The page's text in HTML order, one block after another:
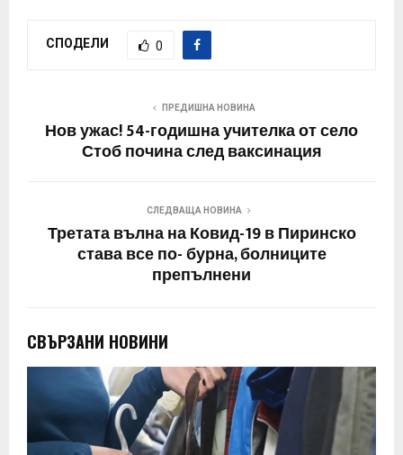
СПОДЕЛИ 0
ПРЕДИШНА НОВИНА
Нов ужас! 54-годишна учителка от село
Стоб почина след ваксинация
СЛЕДВАЩА НОВИНА
Третата вълна на Ковид-19 в Пиринско
става все по- бурна, болниците
препълнени
СВЪРЗАНИ НОВИНИ